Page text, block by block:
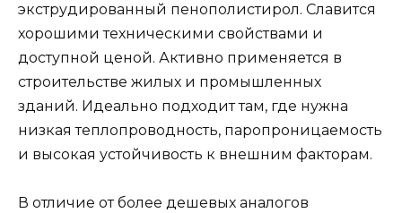
экструдированный пенополистирол. Славится
хорошими техническими свойствами и
доступной ценой. Активно применяется в
строительстве жилых и промышленных
зданий. Идеально подходит там, где нужна
низкая теплопроводность, паропроницаемость
и высокая устойчивость к внешним факторам.
В отличие от более дешевых аналогов